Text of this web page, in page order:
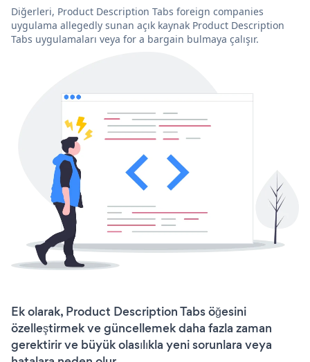
Diğerleri, Product Description Tabs foreign companies
uygulama allegedly sunan açık kaynak Product Description
Tabs uygulamaları veya for a bargain bulmaya çalışır.
Ek olarak, Product Description Tabs öğesini
özelleştirmek ve güncellemek daha fazla zaman
gerektirir ve büyük olasılıkla yeni sorunlara veya